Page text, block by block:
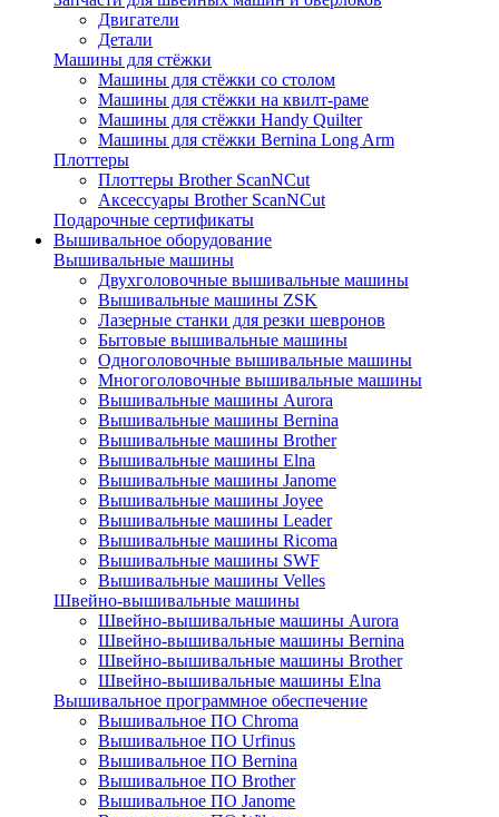
Двигатели
Детали
Машины для стёжки
Машины для стёжки со столом
Машины для стёжки на квилт-раме
Машины для стёжки Handy Quilter
Машины для стёжки Bernina Long Arm
Плоттеры
Плоттеры Brother ScanNCut
Аксессуары Brother ScanNCut
Подарочные сертификаты
Вышивальное оборудование
Вышивальные машины
Двухголовочные вышивальные машины
Вышивальные машины ZSK
Лазерные станки для резки шевронов
Бытовые вышивальные машины
Одноголовочные вышивальные машины
Многоголовочные вышивальные машины
Вышивальные машины Aurora
Вышивальные машины Bernina
Вышивальные машины Brother
Вышивальные машины Elna
Вышивальные машины Janome
Вышивальные машины Joyee
Вышивальные машины Leader
Вышивальные машины Ricoma
Вышивальные машины SWF
Вышивальные машины Velles
Швейно-вышивальные машины
Швейно-вышивальные машины Aurora
Швейно-вышивальные машины Bernina
Швейно-вышивальные машины Brother
Швейно-вышивальные машины Elna
Вышивальное программное обеспечение
Вышивальное ПО Chroma
Вышивальное ПО Urfinus
Вышивальное ПО Bernina
Вышивальное ПО Brother
Вышивальное ПО Janome